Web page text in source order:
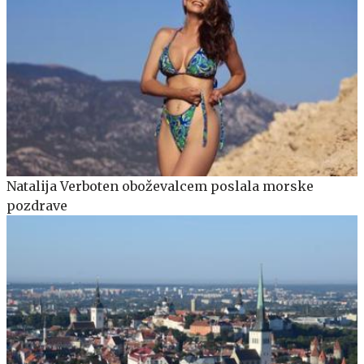
Natalija Verboten oboževalcem poslala morske
pozdrave